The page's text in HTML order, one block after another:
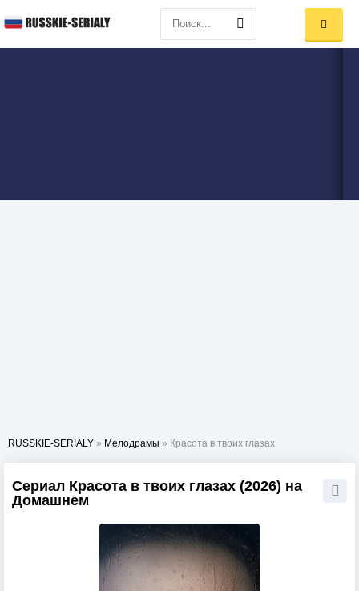
RUSSKIE-SERIALY » Мелодрамы » Красота в твоих глазах
Сериал Красота в твоих глазах (2026) на
Домашнем